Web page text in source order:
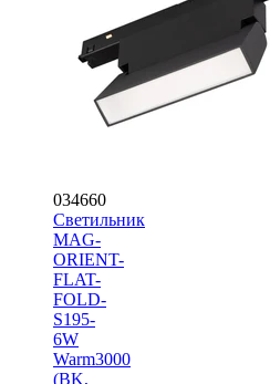
034660
Светильник
MAG-
ORIENT-
FLAT-
FOLD-
S195-
6W
Warm3000
(BK,